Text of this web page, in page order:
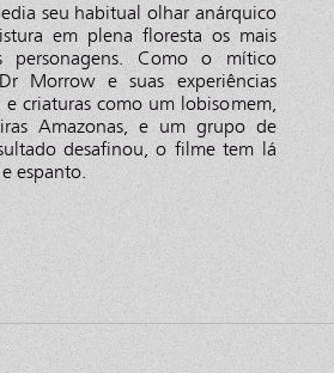
seu habitual olhar anárquico
em plena floresta os mais
personagens. Como o mítico
Morrow e suas experiências
e criaturas como um lobisomem,
Amazonas, e um grupo de
desafinou, o filme tem lá
espanto.